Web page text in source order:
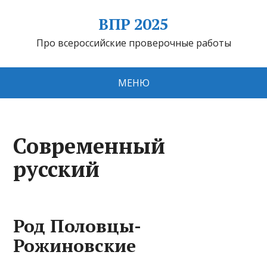
ВПР 2025
Про всероссийские проверочные работы
МЕНЮ
Современный
русский
Род Половцы-
Рожиновские